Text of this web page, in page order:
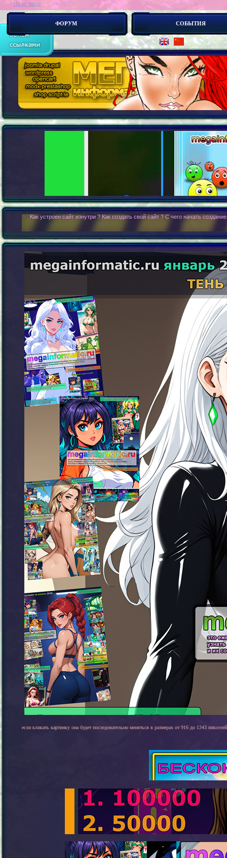
ФОРУМ СОБЫТИЯ
ria pc game
> : О компьютерных играх известно много_
если кликать картинку она будет последовательно меняться в размерах от 916 до 1343